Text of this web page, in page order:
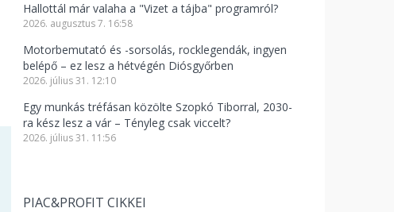
Hallottál már valaha a "Vizet a tájba" programról?
2026. augusztus 7. 16:58
Motorbemutató és -sorsolás, rocklegendák, ingyen
belépő – ez lesz a hétvégén Diósgyőrben
2026. július 31. 12:10
Egy munkás tréfásan közölte Szopkó Tiborral, 2030-
ra kész lesz a vár – Tényleg csak viccelt?
2026. július 31. 11:56
PIAC&PROFIT CIKKEI